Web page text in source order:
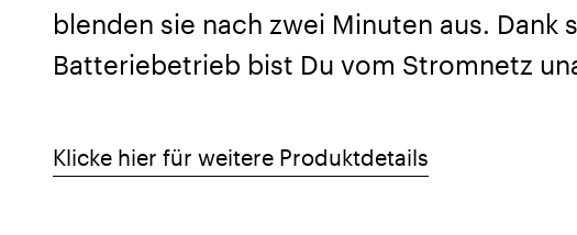
blenden sie nach zwei Minuten aus. Dank
Batteriebetrieb bist Du vom Stromnetz
Klicke hier für weitere Produktdetails